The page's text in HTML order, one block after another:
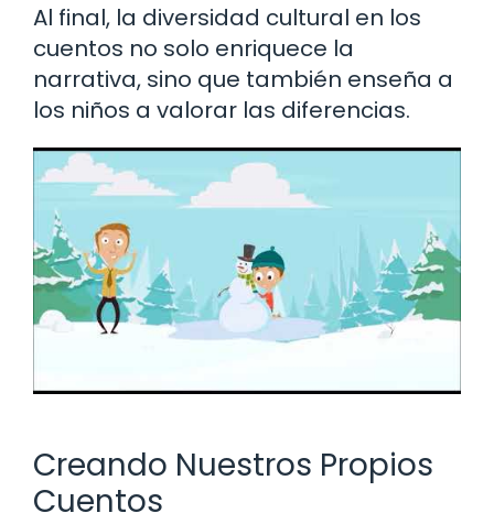
Al final, la diversidad cultural en los
cuentos no solo enriquece la
narrativa, sino que también enseña a
los niños a valorar las diferencias.
Creando Nuestros Propios
Cuentos